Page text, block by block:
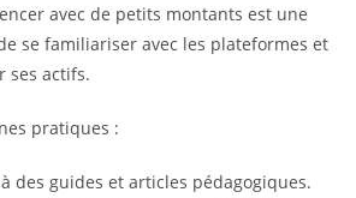
avec de petits montants est une
se familiariser avec les plateformes et
ses actifs.
pratiques :
des guides et articles pédagogiques.